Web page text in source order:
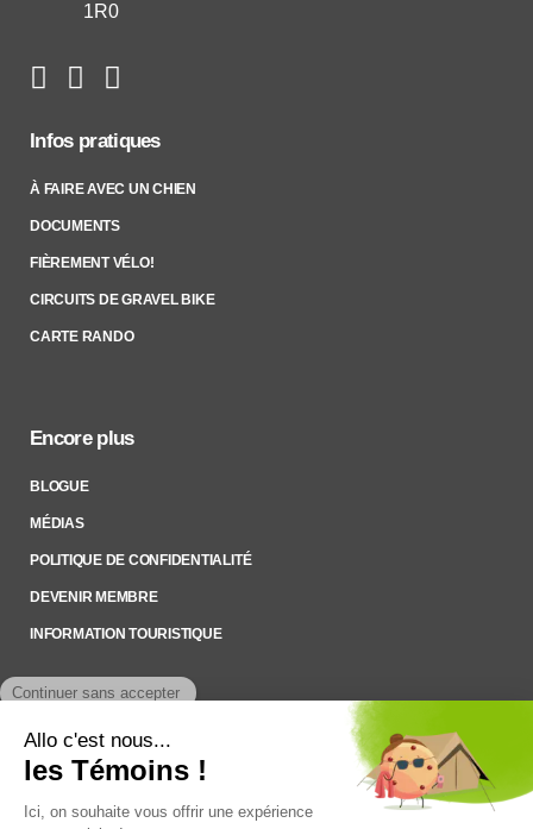
1R0
Infos pratiques
À FAIRE AVEC UN CHIEN
DOCUMENTS
FIÈREMENT VÉLO!
CIRCUITS DE GRAVEL BIKE
CARTE RANDO
Encore plus
BLOGUE
MÉDIAS
POLITIQUE DE CONFIDENTIALITÉ
DEVENIR MEMBRE
INFORMATION TOURISTIQUE
Inscrivez-vous à notre Infolettre